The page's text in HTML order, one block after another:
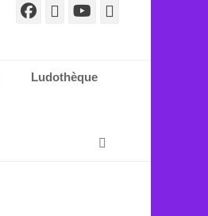
Facebook
E-
YouTube
Ludothèque